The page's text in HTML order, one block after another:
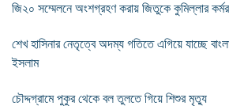
জি২০ সম্মেলনে অংশগ্রহণ করায় জিতুকে কুমিল্লার
শেখ হাসিনার নেতৃত্বে অদম্য গতিতে এগিয়ে যাচ্ছে
ইসলাম
চৌদ্দগ্রামে পুকুর থেকে বল তুলতে গিয়ে শিশুর মৃত্যু